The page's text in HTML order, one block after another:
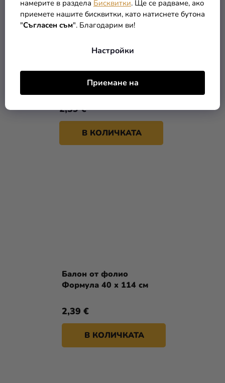
намерите в раздела Бисквитки. Ще се радваме, ако
приемете нашите бисквитки, като натиснете бутона
"Съгласен съм". Благодарим ви!
Настройки
Приемане на
Балон от фолио Фея
2,39 €
В КОЛИЧКАТА
Балон от фолио
Формула 40 x 114 см
2,39 €
В КОЛИЧКАТА